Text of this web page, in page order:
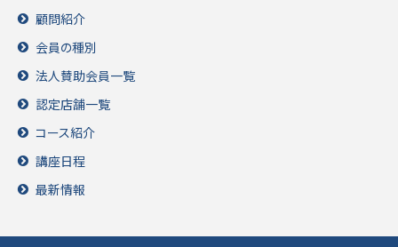
顧問紹介
会員の種別
法人賛助会員一覧
認定店舗一覧
コース紹介
講座日程
最新情報